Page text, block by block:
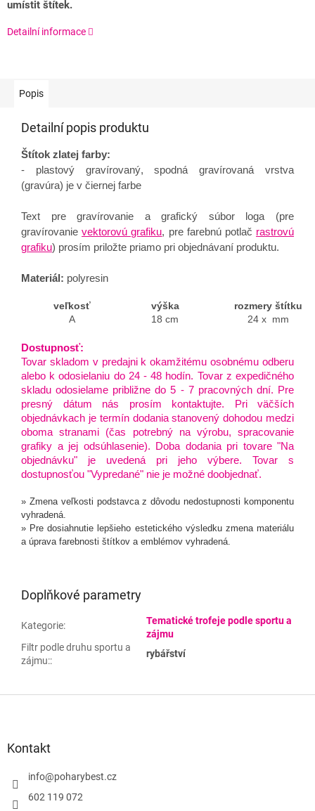
umístit štítek.
Detailní informace
Popis
Detailní popis produktu
Štítok zlatej farby:
- plastový gravírovaný, spodná gravírovaná vrstva
(gravúra) je v čiernej farbe
Text pre gravírovanie a grafický súbor loga (pre
gravírovanievektorovú grafiku, pre farebnú potlač rastrovú
grafiku) prosím priložte priamo pri objednávaní produktu.
Materiál: polyresin
veľkosť výška
rozmery štítku
A
18 cm 24 x mm
Dostupnosť:
Tovar skladom v predajni k okamžitému osobnému odberu
alebo k odosielaniu do 24 - 48 hodín. Tovar z expedičného
skladu odosielame približne do 5 - 7 pracovných dní. Pre
presný dátum nás prosím kontaktujte. Pri väčších
objednávkach je termín dodania stanovený dohodou medzi
oboma stranami (čas potrebný na výrobu, spracovanie
grafiky a jej odsúhlasenie).
Doba dodania pri tovare "Na
objednávku" je uvedená pri jeho výbere. Tovar s
dostupnosťou "Vypredané" nie je možné doobjednať.
» Zmena veľkosti podstavca z dôvodu nedostupnosti komponentu
vyhradená.
» Pre dosiahnutie lepšieho estetického výsledku zmena materiálu
a úprava farebnosti štítkov a emblémov vyhradená.
Doplňkové parametry
Kategorie:
Tematické trofeje podle sportu a
zájmu
Filtr podle druhu sportu a
zájmu::
rybářství
Kontakt
info@poharybest.cz
602 119 072